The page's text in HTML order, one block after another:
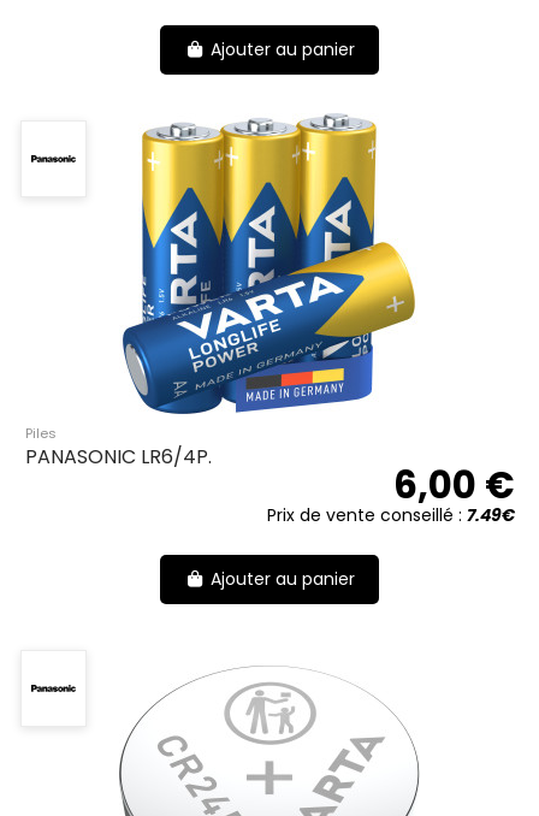
Ajouter au panier
Piles
PANASONIC LR6/4P.
6,00 €
Prix de vente conseillé : 7.49€
Ajouter au panier